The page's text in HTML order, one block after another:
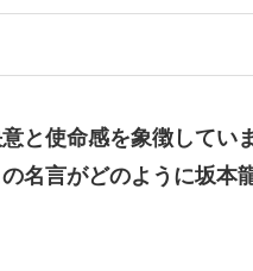
と使命感を象徴してい
の名言がどのように坂本